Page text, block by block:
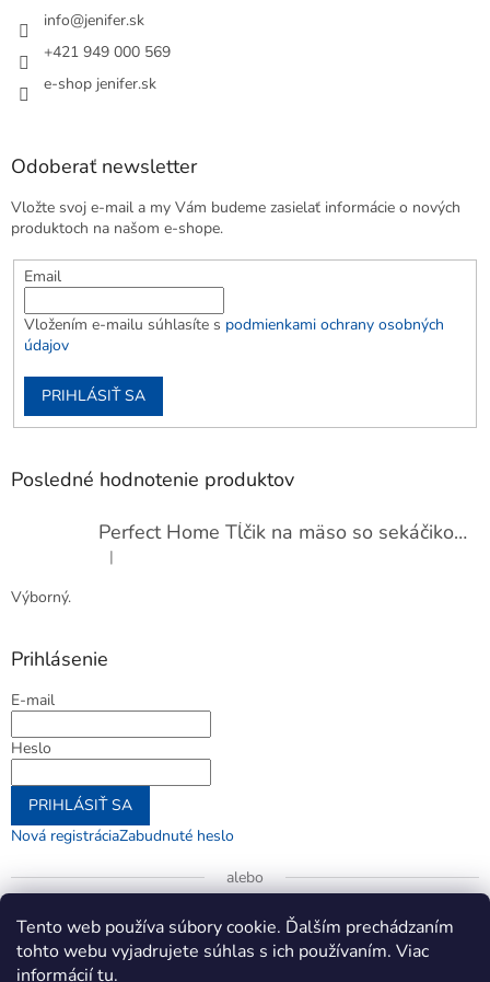
Tento web používa súbory cookie. Ďalším prechádzaním
tohto webu vyjadrujete súhlas s ich používaním. Viac
informáciítu.
info@jenifer.sk
+421 949 000 569
e-shop jenifer.sk
Odoberať newsletter
Vložte svoj e-mail a my Vám budeme zasielať informácie o nových
produktoch na našom e-shope.
Email
Vložením e-mailu súhlasíte s podmienkami ochrany osobných
údajov
PRIHLÁSIŤ SA
Posledné hodnotenie produktov
Perfect Home Tĺčik na mäso so sekáčikom, 56893
Hodnotenie produktu je 5 z 5 hviezdičiek.
|
Výborný.
Prihlásenie
E-mail
Heslo
PRIHLÁSIŤ SA
Nová registráciaZabudnuté heslo
alebo
Prihlásiť sa cez Google